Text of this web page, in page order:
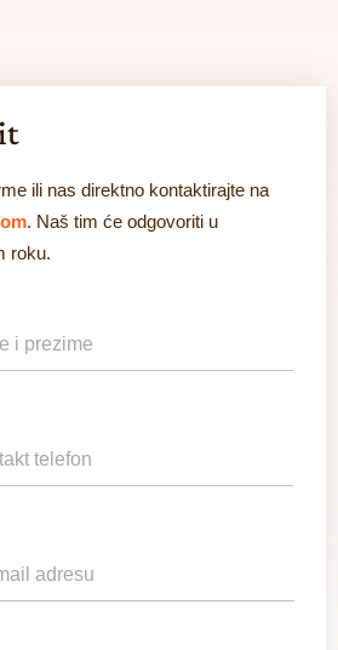
ili nas direktno kontaktirajte na
. Naš tim će odgovoriti u
roku.